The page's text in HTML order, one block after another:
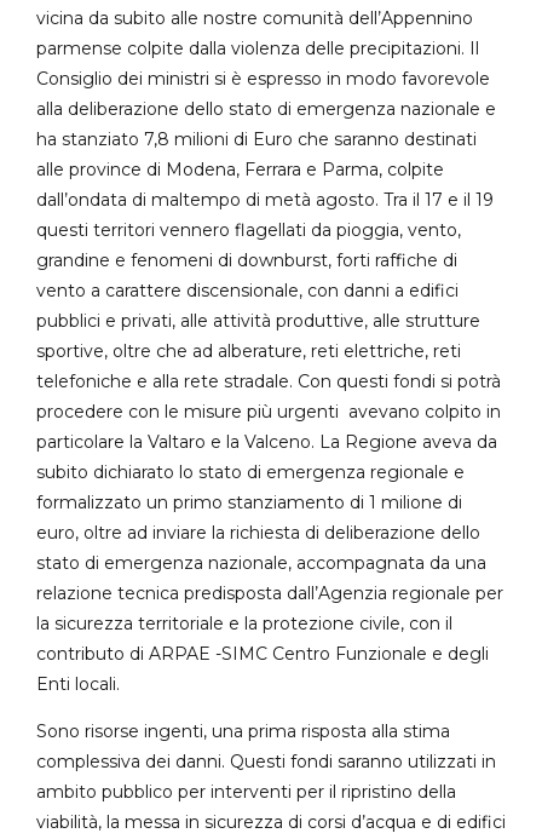
vicina da subito alle nostre comunità dell’Appennino
parmense colpite dalla violenza delle precipitazioni. Il
Consiglio dei ministri si è espresso in modo favorevole
alla deliberazione dello stato di emergenza nazionale e
ha stanziato 7,8 milioni di Euro che saranno destinati
alle province di Modena, Ferrara e Parma, colpite
dall’ondata di maltempo di metà agosto. Tra il 17 e il 19
questi territori vennero flagellati da pioggia, vento,
grandine e fenomeni di downburst, forti raffiche di
vento a carattere discensionale, con danni a edifici
pubblici e privati, alle attività produttive, alle strutture
sportive, oltre che ad alberature, reti elettriche, reti
telefoniche e alla rete stradale. Con questi fondi si potrà
procedere con le misure più urgenti avevano colpito in
particolare la Valtaro e la Valceno. La Regione aveva da
subito dichiarato lo stato di emergenza regionale e
formalizzato un primo stanziamento di 1 milione di
euro, oltre ad inviare la richiesta di deliberazione dello
stato di emergenza nazionale, accompagnata da una
relazione tecnica predisposta dall’Agenzia regionale per
la sicurezza territoriale e la protezione civile, con il
contributo di ARPAE -SIMC Centro Funzionale e degli
Enti locali.
Sono risorse ingenti, una prima risposta alla stima
complessiva dei danni. Questi fondi saranno utilizzati in
ambito pubblico per interventi per il ripristino della
viabilità, la messa in sicurezza di corsi d’acqua e di edifici